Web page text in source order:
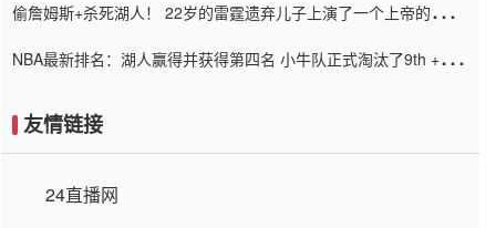
偷詹姆斯+杀死湖人！ 22岁的雷霆遗弃儿子上演了一个上帝的剧
NBA最新排名：湖人赢得并获得第四名 小牛队正式淘汰了9th + 76
友情链接
24直播网